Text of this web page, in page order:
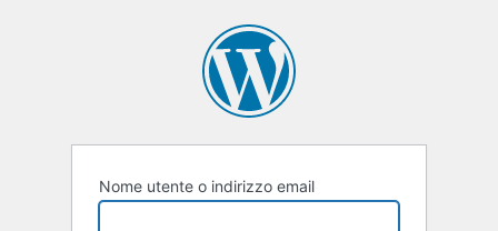
Nome utente o indirizzo email